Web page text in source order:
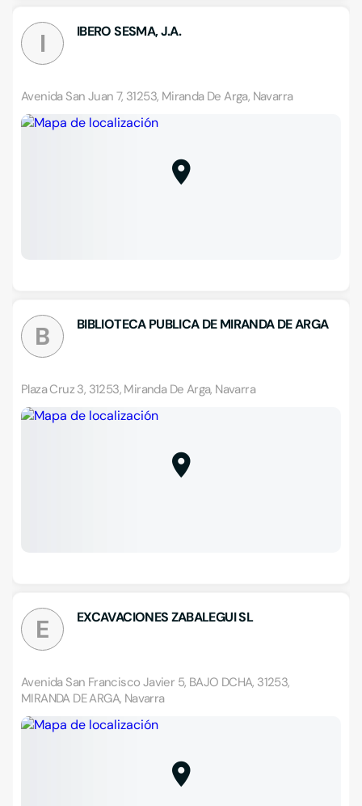
I IBERO SESMA, J.A.
Avenida San Juan 7, 31253, Miranda De Arga, Navarra
B BIBLIOTECA PUBLICA DE MIRANDA DE ARGA
Plaza Cruz 3, 31253, Miranda De Arga, Navarra
E EXCAVACIONES ZABALEGUI SL
Avenida San Francisco Javier 5, BAJO DCHA, 31253,
MIRANDA DE ARGA, Navarra